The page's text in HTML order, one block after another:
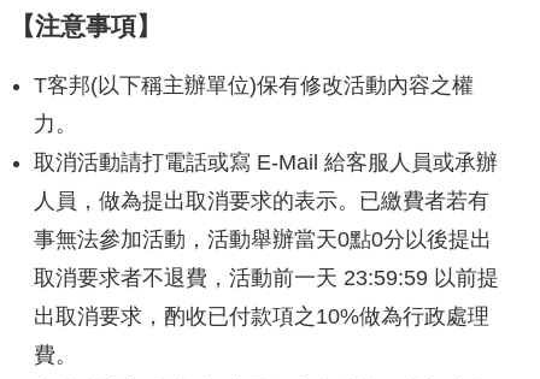
【注意事項】
T客邦(以下稱主辦單位)保有修改活動內容之權
力。
取消活動請打電話或寫 E-Mail 給客服人員或承辦
人員，做為提出取消要求的表示。已繳費者若有
事無法參加活動，活動舉辦當天0點0分以後提出
取消要求者不退費，活動前一天 23:59:59 以前提
出取消要求，酌收已付款項之10%做為行政處理
費。